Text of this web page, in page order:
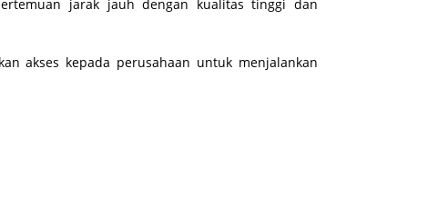
jarak jauh dengan kualitas tinggi dan
akses kepada perusahaan untuk menjalankan